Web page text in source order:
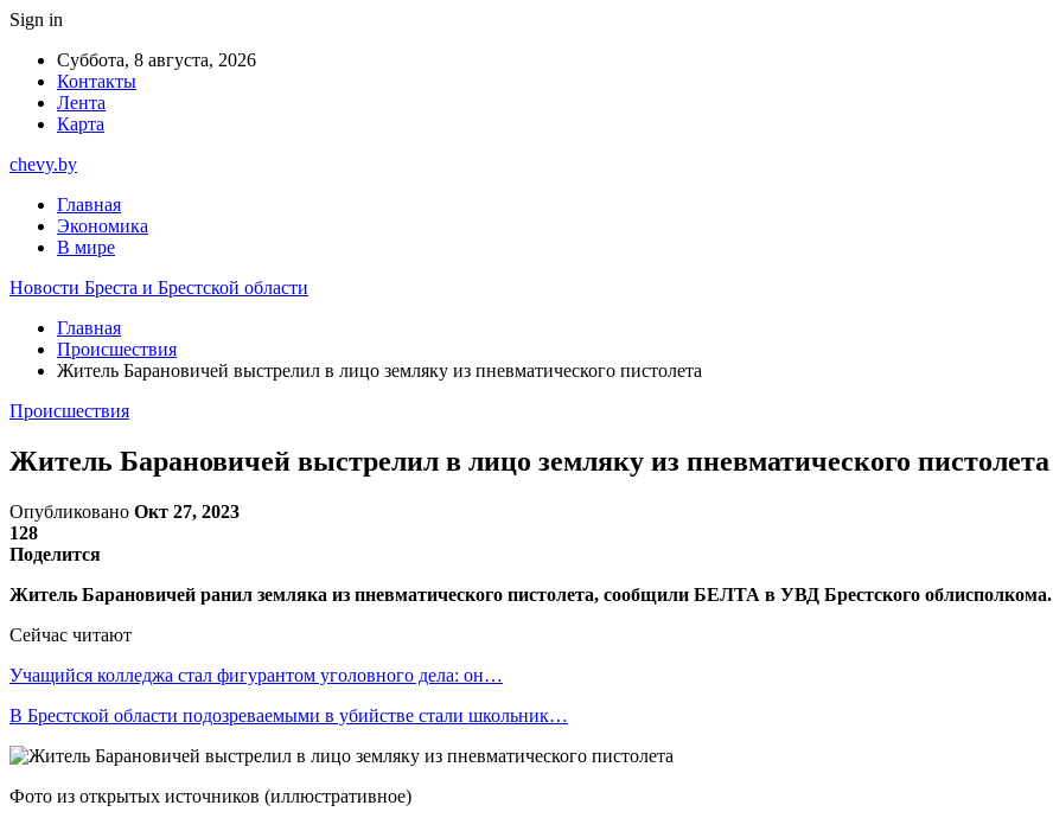
Sign in
Суббота, 8 августа, 2026
Контакты
Лента
Карта
chevy.by
Главная
Экономика
В мире
Новости Бреста и Брестской области
Главная
Происшествия
Житель Барановичей выстрелил в лицо земляку из пневматического пистолета
Происшествия
Житель Барановичей выстрелил в лицо земляку из пневматического пистолета
Опубликовано Окт 27, 2023
128
Поделится
Житель Барановичей ранил земляка из пневматического пистолета, сообщили БЕЛТА в УВД Брестского облисполкома.
Сейчас читают
Учащийся колледжа стал фигурантом уголовного дела: он…
В Брестской области подозреваемыми в убийстве стали школьник…
Фото из открытых источников (иллюстративное)